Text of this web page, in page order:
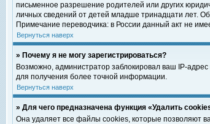
письменное разрешение родителей или других
личных сведений от детей младше тринадцати лет.
Примечание переводчика: в России данный акт не
Вернуться наверх
» Почему я не могу зарегистрироваться?
Возможно, администратор заблокировал ваш IP-
для получения более точной информации.
Вернуться наверх
» Для чего предназначена функция «Удалить
Она удаляет все файлы cookies, которые позволяют